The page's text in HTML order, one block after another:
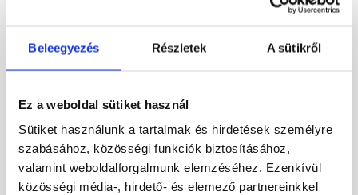
Beleegyezés Részletek A sütikről
Ez a weboldal sütiket használ
Sütiket használunk a tartalmak és hirdetések személyre
szabásához, közösségi funkciók biztosításához,
valamint weboldalforgalmunk elemzéséhez. Ezenkívül
közösségi média-, hirdető- és elemező partnereinkkel
63 042 Ft / m2